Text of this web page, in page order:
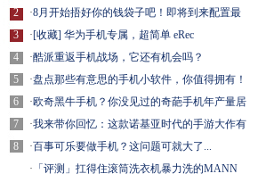
2
3
4
5
6
7
8
·8月开始捂好你的钱袋子吧！即将到来配置最
·[收藏] 华为手机专属，超简单 eRec
·酷派重返手机战场，它还有机会吗？
·盘点那些有意思的手机小软件，你值得拥有！
·欧奇黑牛手机？你没见过的奇葩手机年产量居
·我来带你回忆：这款诺基亚时代的手游大作有
·百事可乐要做手机？这问题可就大了...
· 「评测」扛得住滚筒洗衣机暴力洗的MANN